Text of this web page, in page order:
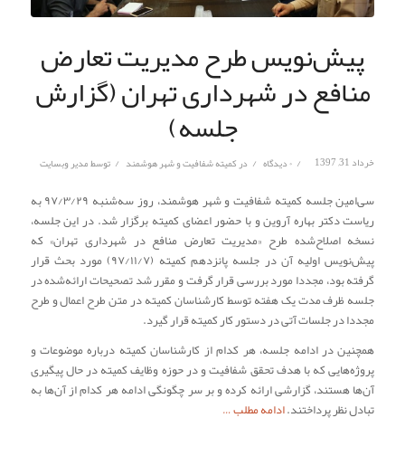
پیش‌نویس طرح مدیریت تعارض
منافع در شهرداری تهران (گزارش
جلسه)
خرداد 31, 1397 / ۰ دیدگاه / درکمیته شفافیت و شهر هوشمند / توسطمدیر وبسایت
سی‌امین جلسه کمیته شفافیت و شهر هوشمند، روز سه‌شنبه ۹۷/۳/۲۹ به
ریاست دکتر بهاره آروین و با حضور اعضای کمیته برگزار شد. در این جلسه،
نسخه اصلاح‌شده طرح «مدیریت تعارض منافع در شهرداری تهران» که
پیش‌نویس اولیه آن در جلسه پانزدهم کمیته (۹۷/۱۱/۷) مورد بحث قرار
گرفته بود، مجددا مورد بررسی قرار گرفت و مقرر شد تصحیحات ارائه‌شده در
جلسه ظرف مدت یک هفته توسط کارشناسان کمیته در متن طرح اعمال و طرح
مجددا در جلسات آتی در دستور کار کمیته قرار گیرد.
همچنین در ادامه جلسه، هر کدام از کارشناسان کمیته درباره موضوعات و
پروژه‌هایی که با هدف تحقق شفافیت و در حوزه وظایف کمیته در حال پیگیری
آن‌ها هستند، گزارشی ارائه کرده و بر سر چگونگی ادامه هر کدام از آن‌ها به
تبادل نظر پرداختند.ادامه مطلب …